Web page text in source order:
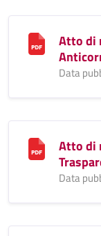
Atto di
Data
Atto di
Data